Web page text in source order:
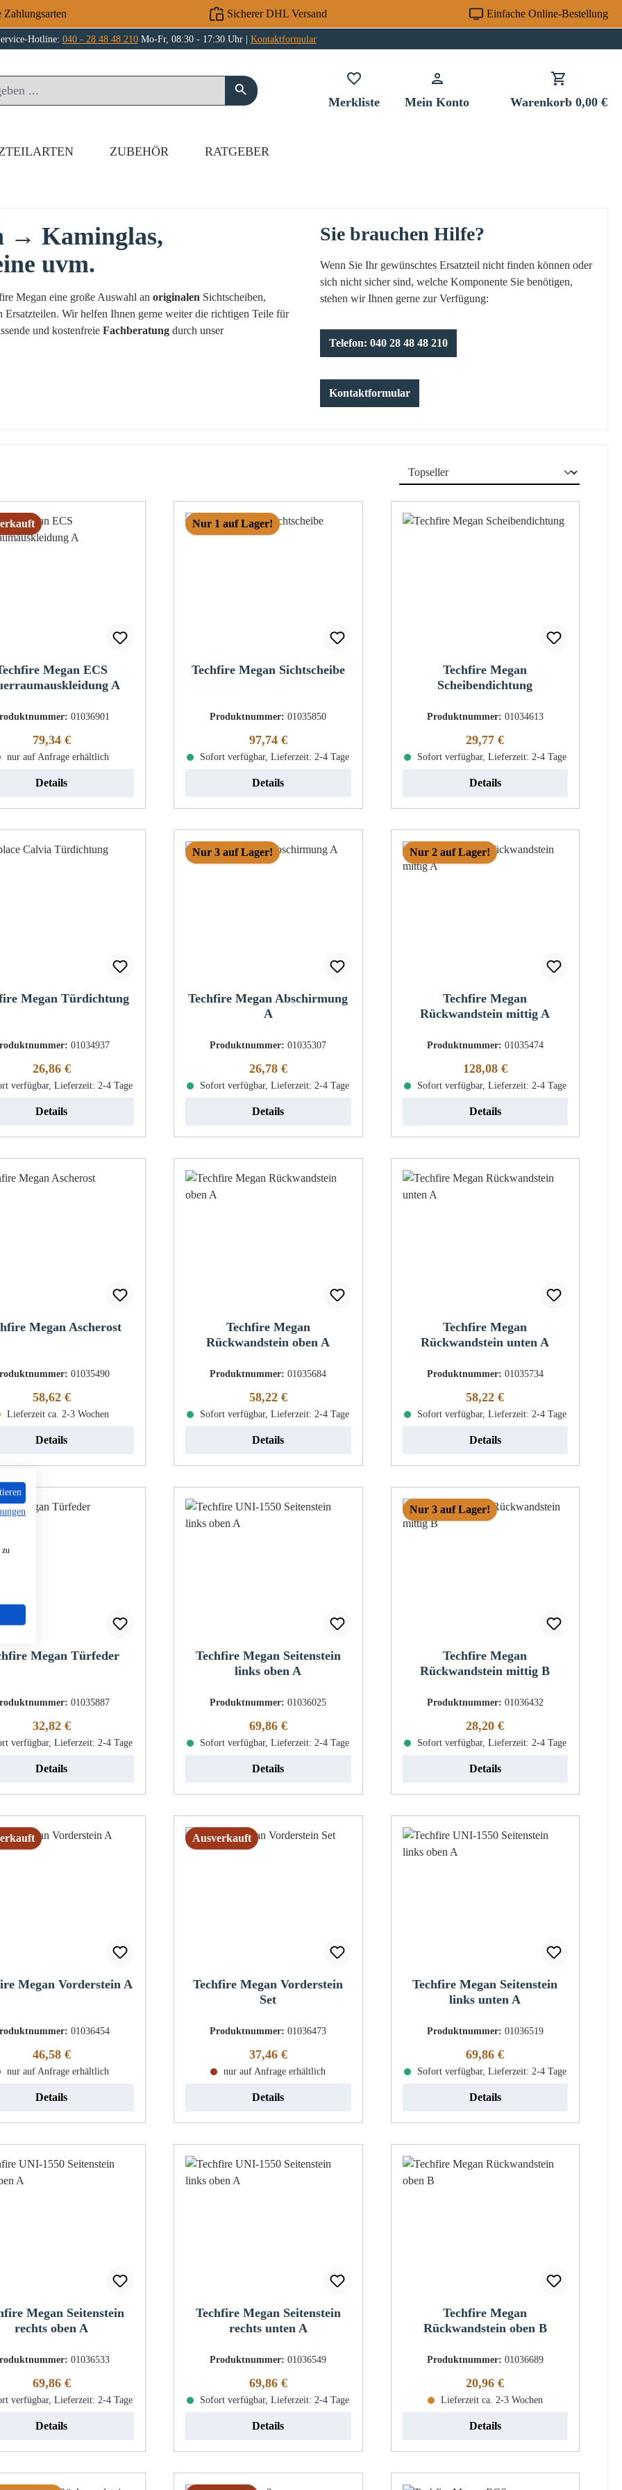
Zahlungsarten Sicherer DHL Versand Einfache Online-Bestellung
Hotline: 040 - 28 48 48 210Mo-Fr, 08:30 - 17:30 Uhr | Kontaktformular
MerklisteDu hast 0 Produkte auf dem Merkzettel
Mein Konto Warenkorb 0,00 €
ZUBEHÖR RATGEBER
→ Kaminglas,
uvm.
Megan eine große Auswahl an originalen Sichtscheiben,
Wir helfen Ihnen gerne weiter die richtigen Teile für
und kostenfreie Fachberatung durch unser
Sie brauchen Hilfe?
Wenn Sie Ihr gewünschtes Ersatzteil nicht finden können oder
sich nicht sicher sind, welche Komponente Sie benötigen,
stehen wir Ihnen gerne zur Verfügung:
Telefon: 040 28 48 48 210
Kontaktformular
Megan ECS
A
01036901
Regulärer Preis:
79,34 €
nur auf Anfrage erhältlich
Details
Nur 1 auf Lager!
Techfire Megan Sichtscheibe
Produktnummer:01035850
Regulärer Preis:
97,74 €
Sofort verfügbar, Lieferzeit: 2-4 Tage
Details
Techfire Megan
Scheibendichtung
Produktnummer: 01034613
Regulärer Preis:
29,77 €
Sofort verfügbar, Lieferzeit: 2-4 Tage
Details
Megan Türdichtung
01034937
Regulärer Preis:
26,86 €
verfügbar, Lieferzeit: 2-4 Tage
Details
Nur 3 auf Lager!
Techfire Megan Abschirmung
A
Produktnummer:01035307
Regulärer Preis:
26,78 €
Sofort verfügbar, Lieferzeit: 2-4 Tage
Details
Nur 2 auf Lager!
Techfire Megan
Rückwandstein mittig A
Produktnummer: 01035474
Regulärer Preis:
128,08 €
Sofort verfügbar, Lieferzeit: 2-4 Tage
Details
Megan Ascherost
01035490
Regulärer Preis:
58,62 €
Lieferzeit ca. 2-3 Wochen
Details
Techfire Megan
Rückwandstein oben A
Produktnummer:01035684
Regulärer Preis:
58,22 €
Sofort verfügbar, Lieferzeit: 2-4 Tage
Details
Techfire Megan
Rückwandstein unten A
Produktnummer: 01035734
Regulärer Preis:
58,22 €
Sofort verfügbar, Lieferzeit: 2-4 Tage
Details
Megan Türfeder
01035887
Regulärer Preis:
32,82 €
verfügbar, Lieferzeit: 2-4 Tage
Details
Techfire Megan Seitenstein
links oben A
Produktnummer:01036025
Regulärer Preis:
69,86 €
Sofort verfügbar, Lieferzeit: 2-4 Tage
Details
Nur 3 auf Lager!
Techfire Megan
Rückwandstein mittig B
Produktnummer: 01036432
Regulärer Preis:
28,20 €
Sofort verfügbar, Lieferzeit: 2-4 Tage
Details
Megan Vorderstein A
01036454
Regulärer Preis:
46,58 €
nur auf Anfrage erhältlich
Details
Ausverkauft
Techfire Megan Vorderstein
Set
Produktnummer:01036473
Regulärer Preis:
37,46 €
nur auf Anfrage erhältlich
Details
Techfire Megan Seitenstein
links unten A
Produktnummer: 01036519
Regulärer Preis:
69,86 €
Sofort verfügbar, Lieferzeit: 2-4 Tage
Details
Megan Seitenstein
rechts oben A
01036533
Regulärer Preis:
69,86 €
verfügbar, Lieferzeit: 2-4 Tage
Details
Techfire Megan Seitenstein
rechts unten A
Produktnummer:01036549
Regulärer Preis:
69,86 €
Sofort verfügbar, Lieferzeit: 2-4 Tage
Details
Techfire Megan
Rückwandstein oben B
Produktnummer: 01036689
Regulärer Preis:
20,96 €
Lieferzeit ca. 2-3 Wochen
Details
zu